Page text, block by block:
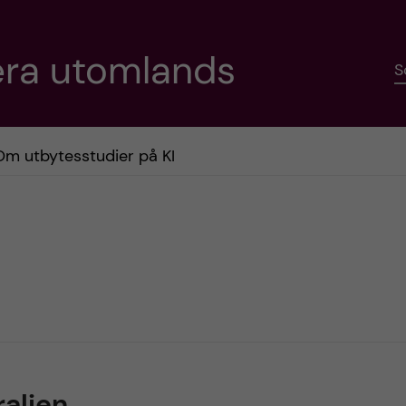
utomlands
utbytesstudier på KI